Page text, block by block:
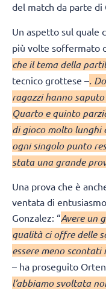
del match da parte di
Un aspetto sul quale
più volte soffermato
che il tema della
tecnico grottese –.
ragazzi hanno
Quarto e quinto
di gioco molto lunghi
ogni singolo punto
stata una grande
Una prova che è
ventata di
Gonzalez: “Avere un
qualità ci offre delle
essere meno
– ha proseguito
l’abbiamo svoltata